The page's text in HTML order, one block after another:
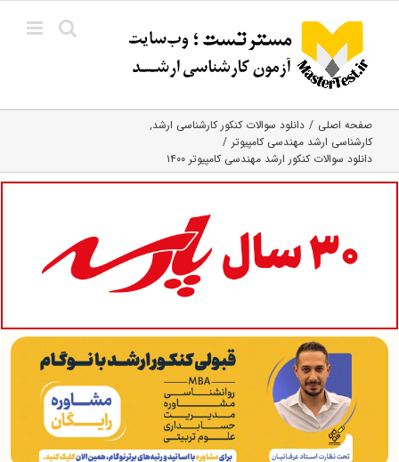
content
صفحه اصلی
دانلود سوالات کنکور کارشناسی ارشد
کارشناسی ارشد مهندسی کامپیوتر
دانلود سوالات کنکور ارشد مهندسی کامپیوتر ۱۴۰۰